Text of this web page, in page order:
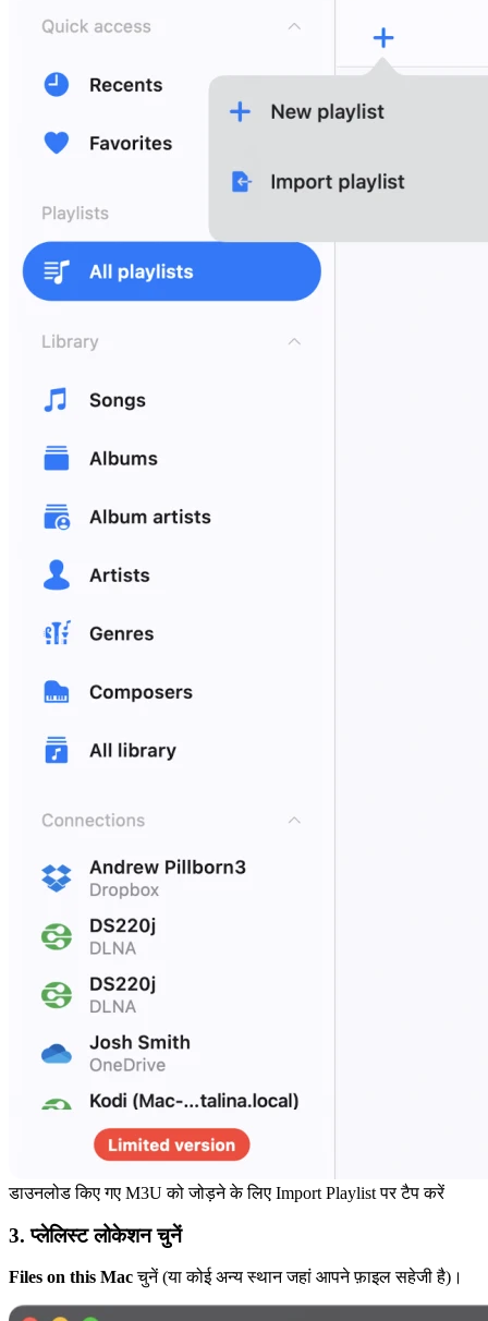
डाउनलोड किए गए M3U को जोड़ने के लिए Import Playlist पर टैप करें
3. प्लेलिस्ट लोकेशन चुनें
Files on this Macचुनें (या कोई अन्य स्थान जहां आपने फ़ाइल सहेजी है)।